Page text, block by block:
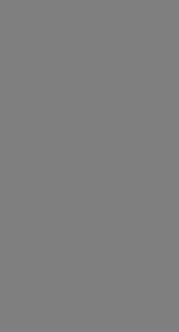
01-31 (ny prövning),
Norrmjöle 2:6)
Sävar 61:1)